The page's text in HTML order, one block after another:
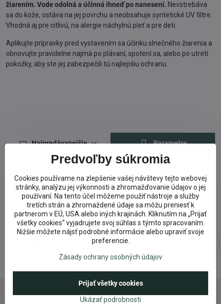
žiarením. Vode odolná a účinná ihneď po nanesení. Nevstrebáva
sa do kože, ostáva na jej povrchu a neobsahuje syntetické UV filtre.
Vhodná aj pre citlivú, na alergie náchylnú pleť a pre deti.
Aplikujte prípravky pred vystavením sa účinku slnečného žiarenia a
obnovujte pravidelne najmä po plávaní, spotení sa, alebo po utretí
pokožky, aby ste jej zabezpečili tú najlepšiu ochranu.
Najpredávanejšie Parametre
Starostlivo vyberáme značky,
ktorým veríme​.
Viac ako 20 rokov
nájsť vhodnú prírodnú
starostlivosť​.
Predvoľby súkromia
Cookies používame na zlepšenie vašej návštevy tejto webovej
stránky, analýzu jej výkonnosti a zhromažďovanie údajov o jej
používaní. Na tento účel môžeme použiť nástroje a služby
tretích strán a zhromaždené údaje sa môžu preniesť k
partnerom v EÚ, USA alebo iných krajinách. Kliknutím na „Prijať
všetky cookies“ vyjadrujete svoj súhlas s týmto spracovaním.
Nižšie môžete nájsť podrobné informácie alebo upraviť svoje
preferencie.
Zásady ochrany osobných údajov
Ukázať podrobnosti
Prijať všetky cookies